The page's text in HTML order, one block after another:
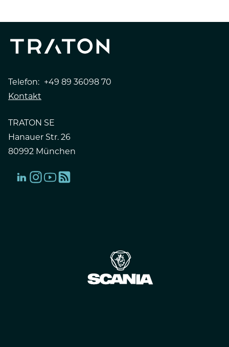
Telefon: +49 89 36098 70
Kontakt
TRATON SE
Hanauer Str. 26
80992 München